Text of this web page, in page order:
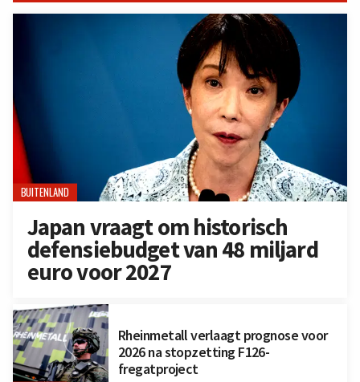
BUITENLAND
Japan vraagt om historisch
defensiebudget van 48 miljard
euro voor 2027
Rheinmetall verlaagt prognose voor
2026 na stopzetting F126-
fregatproject